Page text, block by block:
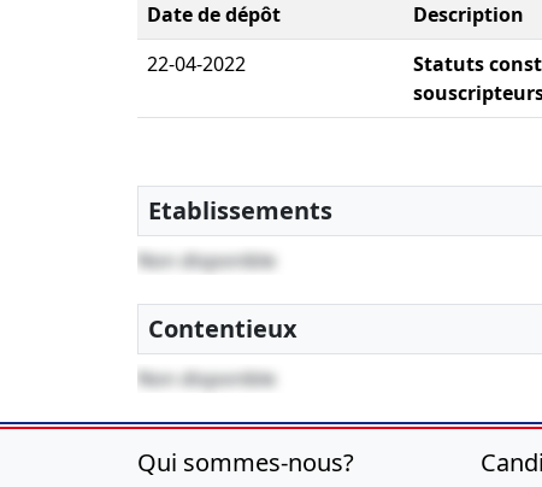
Date de dépôt Description
22-04-2022
Statuts
Etablissements
Non disponible
Contentieux
Non disponible
Qui sommes-nous?